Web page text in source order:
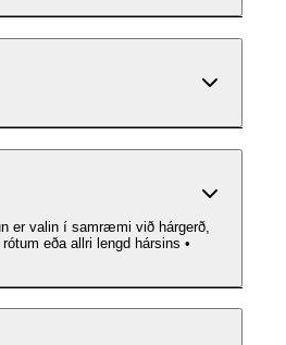
er valin í samræmi við hárgerð,
eða allri lengd hársins •